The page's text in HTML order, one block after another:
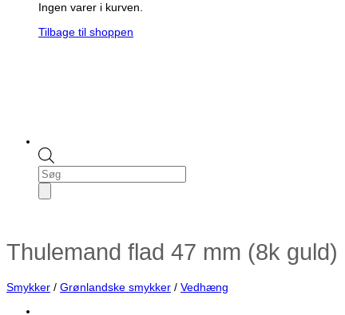
Ingen varer i kurven.
Tilbage til shoppen
Products
search
Thulemand flad 47 mm (8k guld)
Smykker / Grønlandske smykker / Vedhæng